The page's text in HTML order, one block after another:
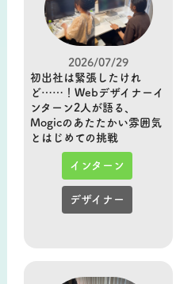
2026/07/29
初出社は緊張したけれ
ど……！Webデザイナーイ
ンターン2人が語る、
Mogicのあたたかい雰囲気
とはじめての挑戦
インターン
デザイナー